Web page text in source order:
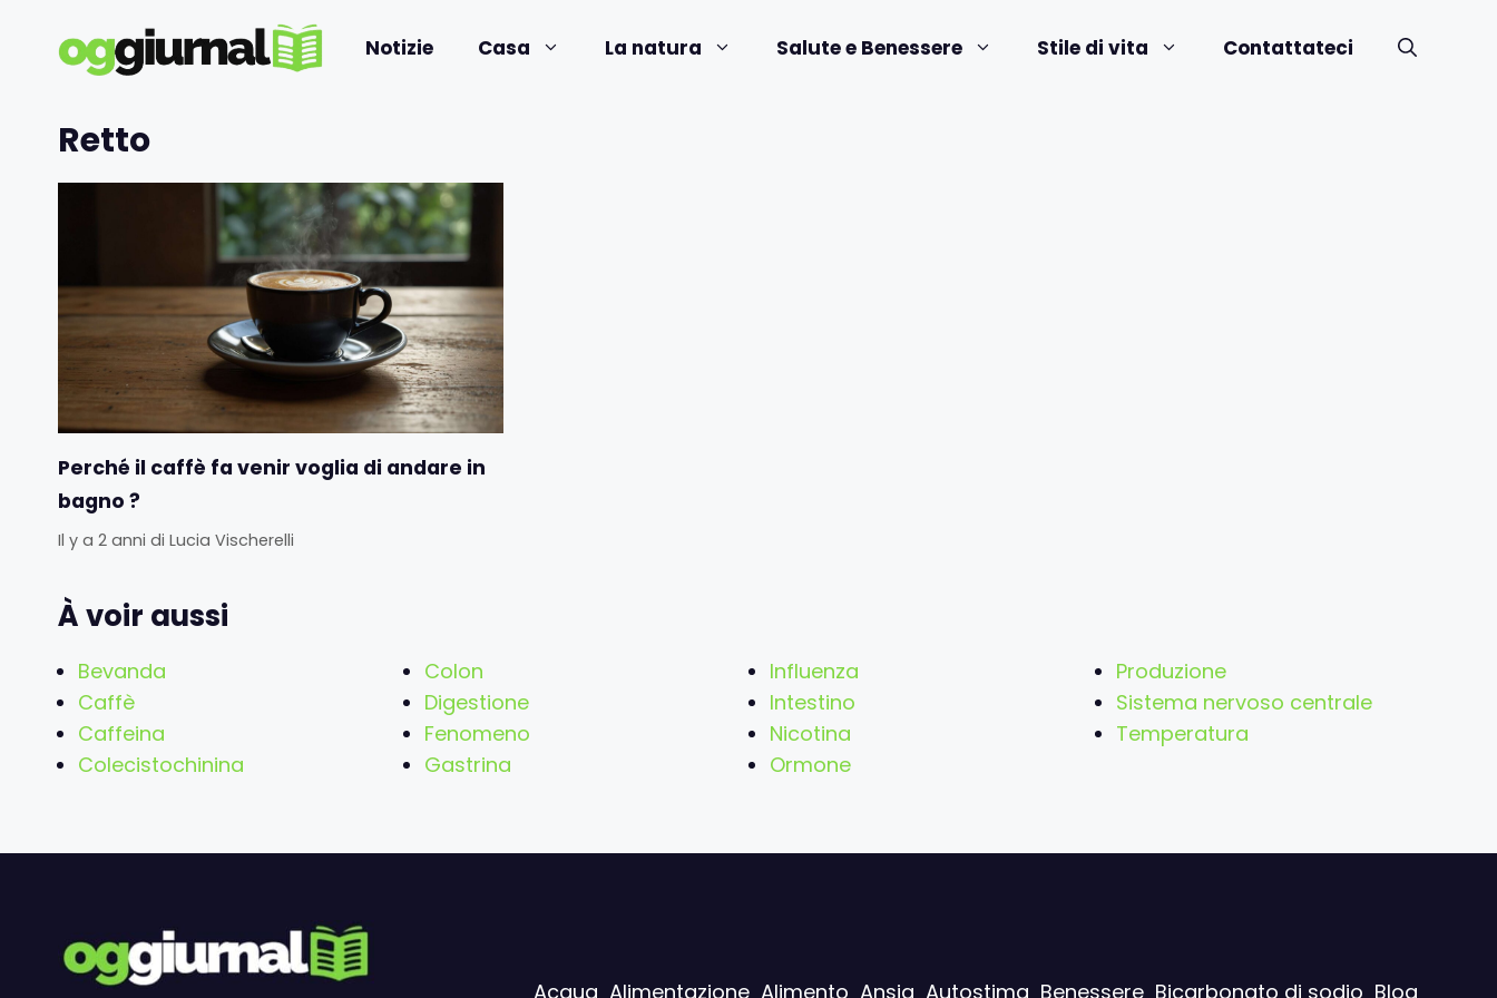
contenuto
Notizie Casa La natura Salute e Benessere Stile di vita Contattateci
Retto
Perché il caffè fa venir voglia di andare in
bagno ?
Il y a 2 anni di Lucia Vischerelli
À voir aussi
Bevanda
Caffè
Caffeina
Colecistochinina
Colon
Digestione
Fenomeno
Gastrina
Influenza
Intestino
Nicotina
Ormone
Produzione
Sistema nervoso centrale
Temperatura
Acqua Alimentazione Alimento Ansia Autostima Benessere Bicarbonato di sodio Blog